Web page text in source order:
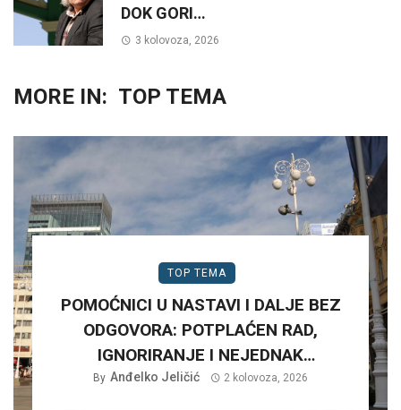
DOK GORI…
3 kolovoza, 2026
MORE IN: TOP TEMA
TOP TEMA
POMOĆNICI U NASTAVI I DALJE BEZ
ODGOVORA: POTPLAĆEN RAD,
IGNORIRANJE I NEJEDNAK
TRETMAN…
By Anđelko Jeličić 2 kolovoza, 2026